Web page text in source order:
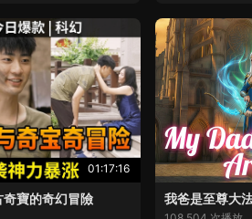
01:17:16
寶的奇幻冒險 我爸是至尊大